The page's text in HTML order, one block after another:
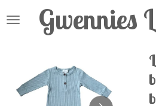
direct
hoofdinhoud
Gwennies